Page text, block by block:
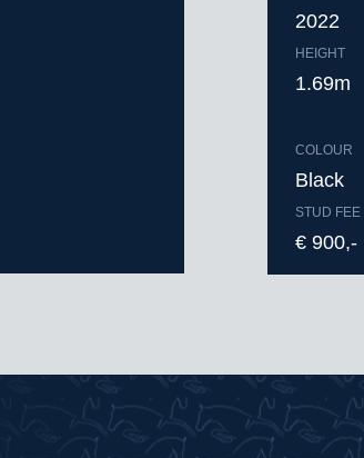
2022
HEIGHT
1.69m
COLOUR
Black
STUD FEE
€ 900,-